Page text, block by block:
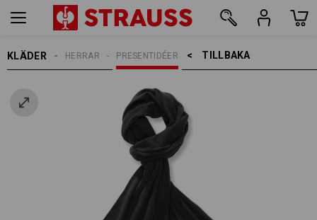
KLÄDER TILLBAKA    >
PRESENTIDÉER
HERRAR